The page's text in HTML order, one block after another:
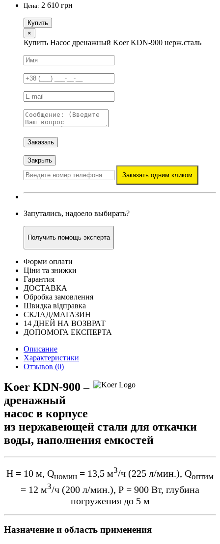
Цена: 2 610 грн
Купить
×
Купить Насос дренажный Koer KDN-900 нерж.сталь
Заказать
Закрыть
Заказать одним кликом
Запутались, надоело выбирать?
Получить помощь эксперта
Форми оплати
Ціни та знижки
Гарантия
ДОСТАВКА
Обробка замовлення
Швидка відправка
СКЛАД/МАГАЗИН
14 ДНЕЙ НА ВОЗВРАТ
ДОПОМОГА ЕКСПЕРТА
Описание
Характеристики
Отзывов (0)
Koer KDN-900 –
дренажный
насос в корпусе
из нержавеющей стали для откачки
воды, наполнения емкостей
Н = 10 м, Qномин = 13,5 м3/ч (225 л/мин.), Qоптим
= 12 м3/ч (200 л/мин.), Р = 900 Вт, глубина
погружения до 5 м
Назначение и область применения